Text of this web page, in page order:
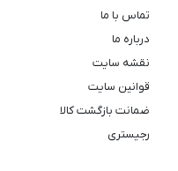
تماس با ما
درباره ما
نقشه سایت
قوانین سایت
ضمانت بازگشت کالا
رجیستری